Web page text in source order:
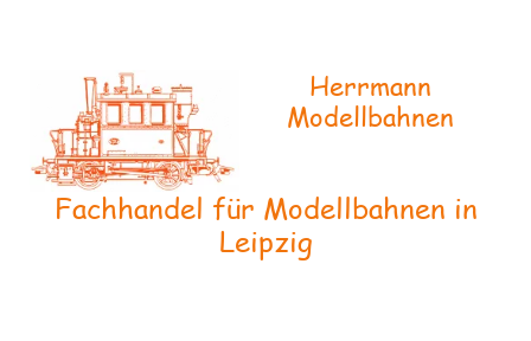
Herrmann
Modellbahnen
Fachhandel für Modellbahnen in
Leipzig